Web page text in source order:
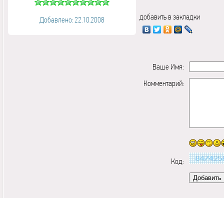
Добавлено: 22.10.2008 добавить в закладки
Ваше Имя:
Комментарий:
Код: